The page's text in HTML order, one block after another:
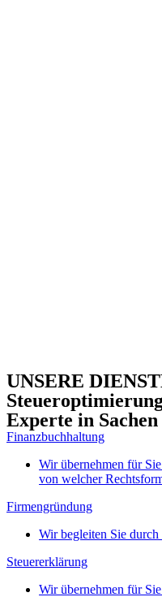
UNSERE
Experte in
Finanzbuchhaltung
Wir übernehmen für
von welcher
Firmengründung
Wir begleiten Sie
Steuererklärung
Wir übernehmen für